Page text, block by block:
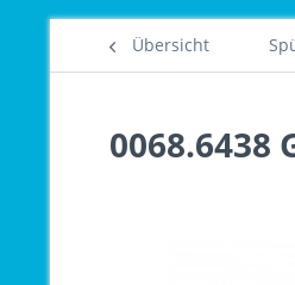
Übersicht
0068.6438